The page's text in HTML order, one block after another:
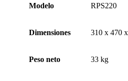
Modelo RPS220
Dimensiones 310 x 470
Peso neto 33 kg